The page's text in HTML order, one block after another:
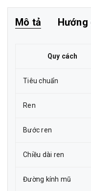
Mô tả Hướng
Quy cách
Tiêu chuẩn
Ren
Bước ren
Chiều dài ren
Đường kính mũ